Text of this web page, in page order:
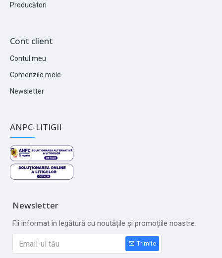
Producători
Cont client
Contul meu
Comenzile mele
Newsletter
ANPC-LITIGII
Newsletter
Fii informat în legătură cu noutățile și promoțiile noastre.
Trimite